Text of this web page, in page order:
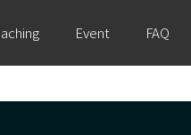
Event FAQ